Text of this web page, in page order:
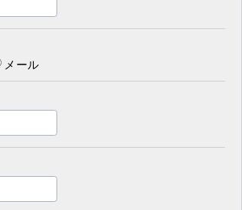
メール